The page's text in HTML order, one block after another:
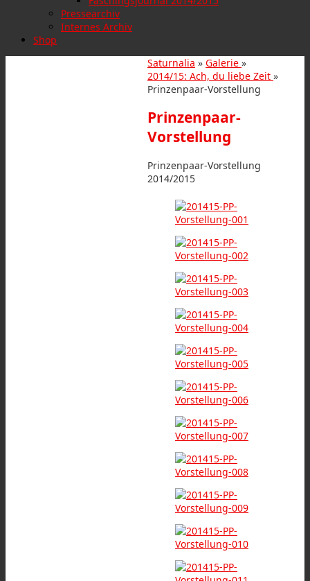
Pressearchiv
Internes Archiv
Shop
Saturnalia » Galerie »
2014/15: Ach, du liebe Zeit »
Prinzenpaar-Vorstellung
Prinzenpaar-
Vorstellung
Prinzenpaar-Vorstellung
2014/2015